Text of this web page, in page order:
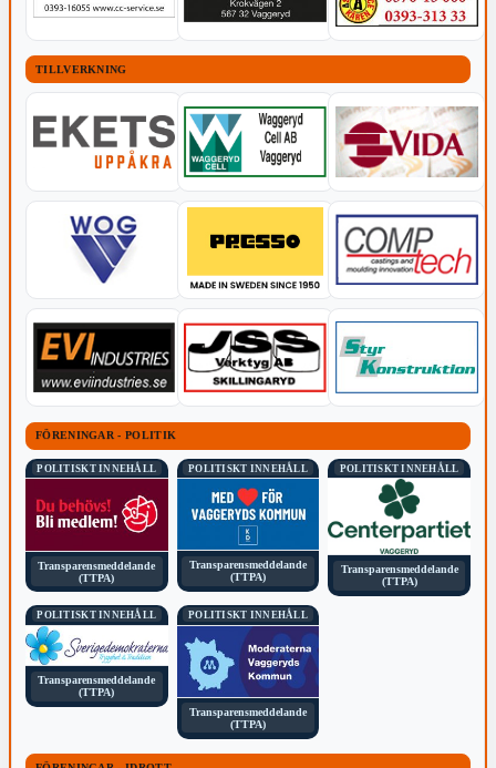
TILLVERKNING
FÖRENINGAR - POLITIK
POLITISKT INNEHÅLL
Transparensmeddelande
(TTPA)
POLITISKT INNEHÅLL
Transparensmeddelande
(TTPA)
POLITISKT INNEHÅLL
Transparensmeddelande
(TTPA)
POLITISKT INNEHÅLL
Transparensmeddelande
(TTPA)
POLITISKT INNEHÅLL
Transparensmeddelande
(TTPA)